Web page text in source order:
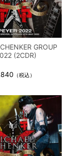
公演 FHD 完
SBD 完全収録！
高音質AI-SBD！
高音質
M.S.G公演 完全
公演 IEM/AUD 完
GROUP
(2CDR)
（税込）